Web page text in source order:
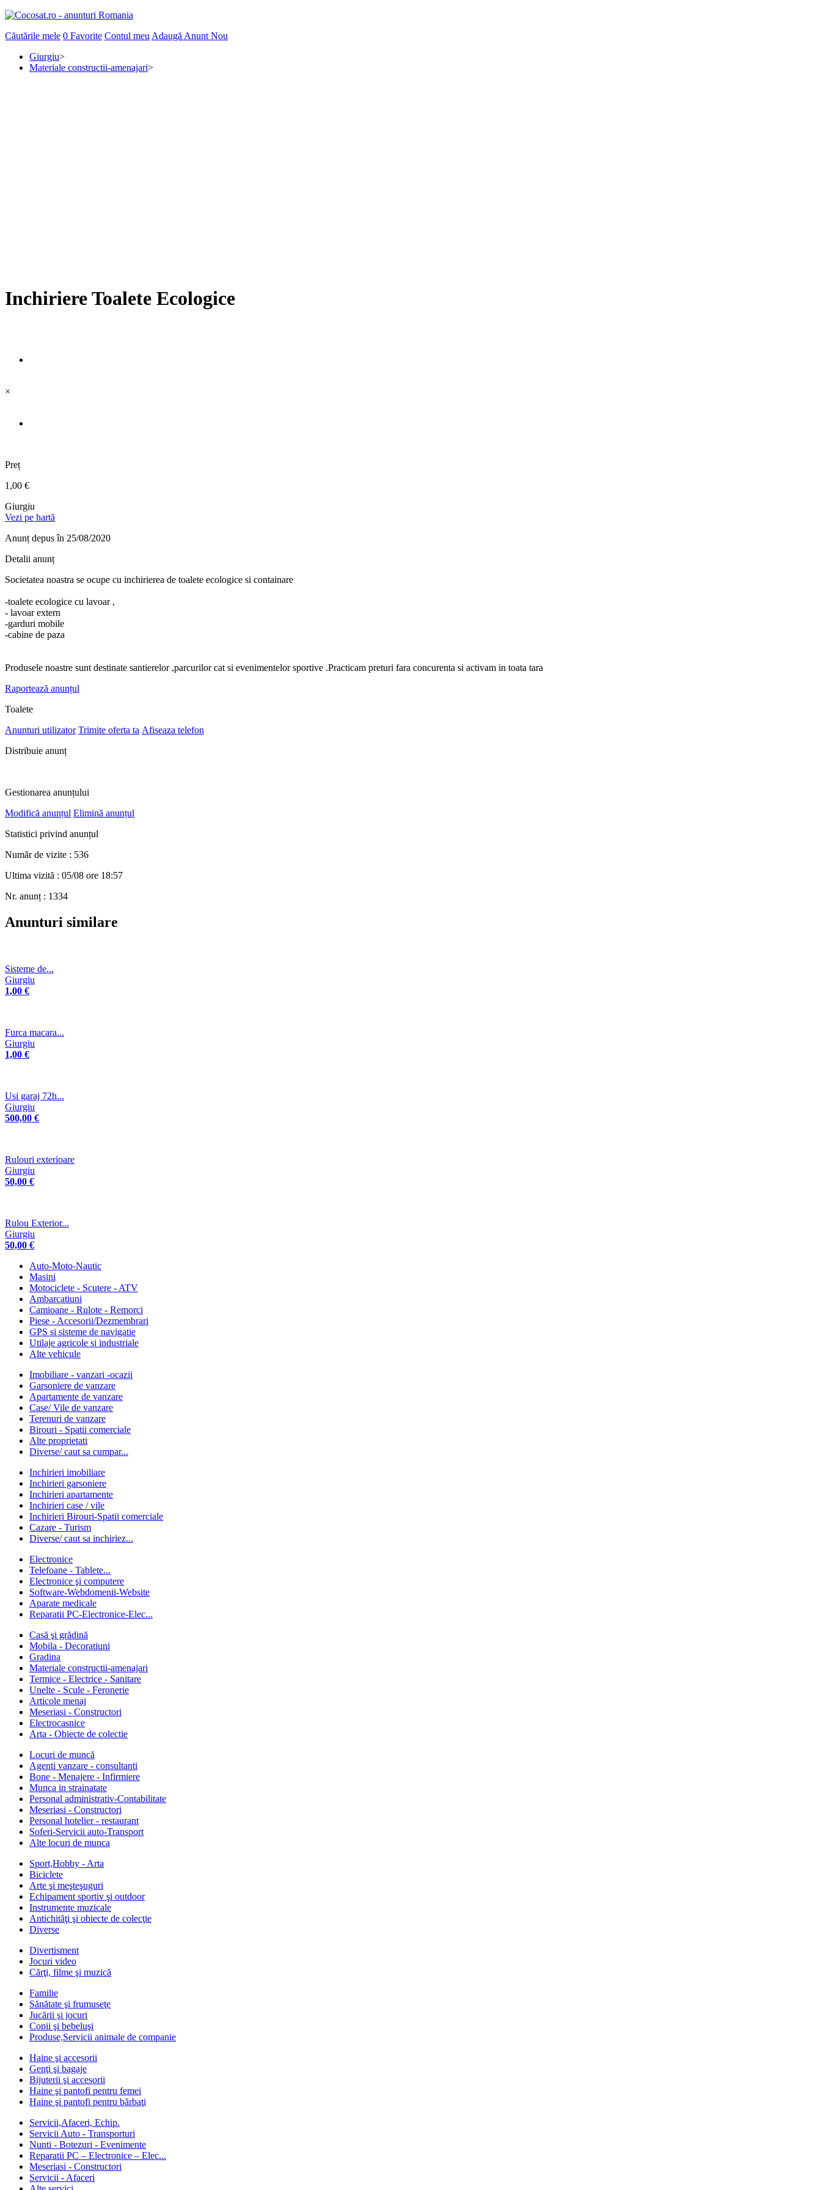
Căutările mele 0 Favorite Contul meu Adaugă Anunt Nou
Giurgiu>
Materiale constructii-amenajari>
Inchiriere Toalete Ecologice
×
Preț
1,00 €
Giurgiu
Vezi pe hartă
Anunț depusîn 25/08/2020
Detalii anunț
Societatea noastra se ocupe cu inchirierea de toalete ecologice si containare
-toalete ecologice cu lavoar ,
- lavoar extern
-garduri mobile
-cabine de paza
Produsele noastre sunt destinate santierelor ,parcurilor cat si evenimentelor sportive .Practicam preturi fara concurenta si activam in toata tara
Raportează anunțul
Toalete
Anunturi utilizator Trimite oferta ta Afiseaza telefon
Distribuie anunț
Gestionarea anunțului
Modifică anunțul Elimină anunțul
Statistici privind anunțul
Număr de vizite : 536
Ultima vizită : 05/08 ore 18:57
Nr. anunț : 1334
Anunturi similare
Sisteme de...
Giurgiu
1,00 €
Furca macara...
Giurgiu
1,00 €
Usi garaj 72h...
Giurgiu
500,00 €
Rulouri exterioare
Giurgiu
50,00 €
Rulou Exterior...
Giurgiu
50,00 €
Auto-Moto-Nautic
Masini
Motociclete - Scutere - ATV
Ambarcatiuni
Camioane - Rulote - Remorci
Piese - Accesorii/Dezmembrari
GPS si sisteme de navigatie
Utilaje agricole si industriale
Alte vehicule
Imobiliare - vanzari -ocazii
Garsoniere de vanzare
Apartamente de vanzare
Case/ Vile de vanzare
Terenuri de vanzare
Birouri - Spatii comerciale
Alte proprietati
Diverse/ caut sa cumpar...
Inchirieri imobiliare
Inchirieri garsoniere
Inchirieri apartamente
Inchirieri case / vile
Inchirieri Birouri-Spatii comerciale
Cazare - Turism
Diverse/ caut sa inchiriez...
Electronice
Telefoane - Tablete...
Electronice şi computere
Software-Webdomenii-Website
Aparate medicale
Reparatii PC-Electronice-Elec...
Casă şi grădină
Mobila - Decoratiuni
Gradina
Materiale constructii-amenajari
Termice - Electrice - Sanitare
Unelte - Scule - Feronerie
Articole menaj
Meseriasi - Constructori
Electrocasnice
Arta - Obiecte de colectie
Locuri de muncă
Agenti vanzare - consultanti
Bone - Menajere - Infirmiere
Munca in strainatate
Personal administrativ-Contabilitate
Meseriasi - Constructori
Personal hotelier - restaurant
Soferi-Servicii auto-Transport
Alte locuri de munca
Sport,Hobby - Arta
Biciclete
Arte şi meşteşuguri
Echipament sportiv şi outdoor
Instrumente muzicale
Antichităţi şi obiecte de colecţie
Diverse
Divertisment
Jocuri video
Cărţi, filme şi muzică
Familie
Sănătate şi frumuseţe
Jucării şi jocuri
Copii şi bebeluşi
Produse,Servicii animale de companie
Haine şi accesorii
Genţi şi bagaje
Bijuterii şi accesorii
Haine şi pantofi pentru femei
Haine şi pantofi pentru bărbaţi
Servicii,Afaceri, Echip.
Servicii Auto - Transporturi
Nunti - Botezuri - Evenimente
Reparatii PC – Electronice – Elec...
Meseriasi - Constructori
Servicii - Afaceri